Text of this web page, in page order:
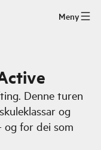
Meny
Denne turen
og
og for dei som